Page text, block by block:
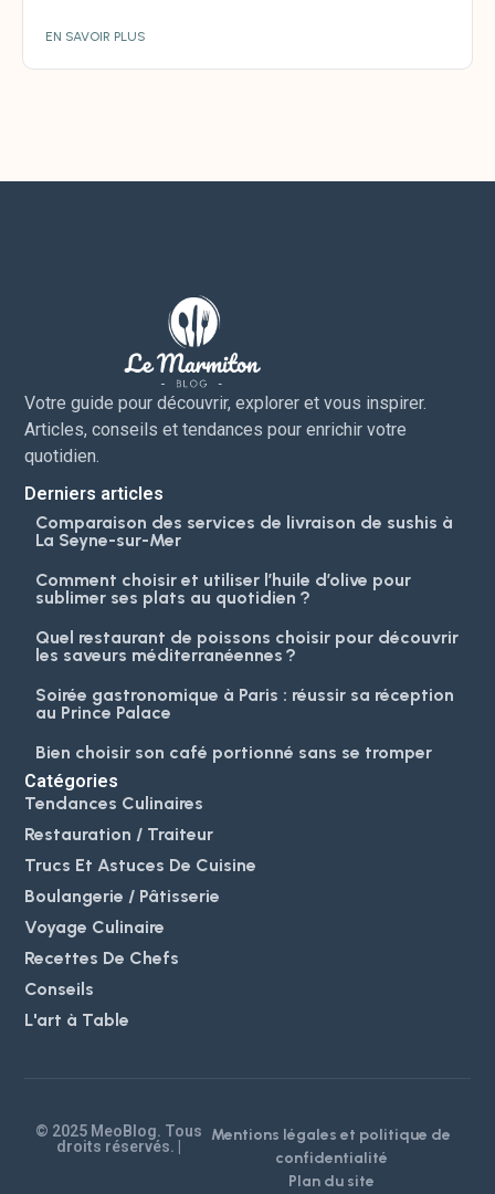
EN SAVOIR PLUS
Votre guide pour découvrir, explorer et vous inspirer.
Articles, conseils et tendances pour enrichir votre
quotidien.
Derniers articles
Comparaison des services de livraison de sushis à
La Seyne-sur-Mer
Comment choisir et utiliser l’huile d’olive pour
sublimer ses plats au quotidien ?
Quel restaurant de poissons choisir pour découvrir
les saveurs méditerranéennes ?
Soirée gastronomique à Paris : réussir sa réception
au Prince Palace
Bien choisir son café portionné sans se tromper
Catégories
Tendances Culinaires
Restauration / Traiteur
Trucs Et Astuces De Cuisine
Boulangerie / Pâtisserie
Voyage Culinaire
Recettes De Chefs
Conseils
L'art à Table
© 2025 MeoBlog. Tous
droits réservés. |
Mentions légales et politique de
confidentialité
Plan du site